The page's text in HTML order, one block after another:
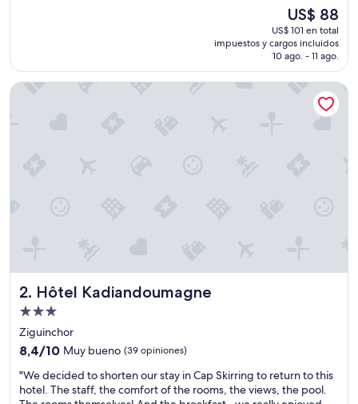
opiniones)
El
precio
actual
es
de
US$ 88
US$ 88
US$ 101 en total
impuestos y cargos incluidos
10 ago. - 11 ago.
2. Hôtel Kadiandoumagne
Hôtel Kadiandoumagne
Propiedad
de
3.0
estrellas
Ziguinchor
8.4
10,
Muy
8,4/10 Muy bueno (39 opiniones)
"
W
"We decided to shorten our stay in Cap Skirring to return to this
hotel. The staff, the comfort of the rooms, the views, the pool.
Hôtel Kadiandoumagne